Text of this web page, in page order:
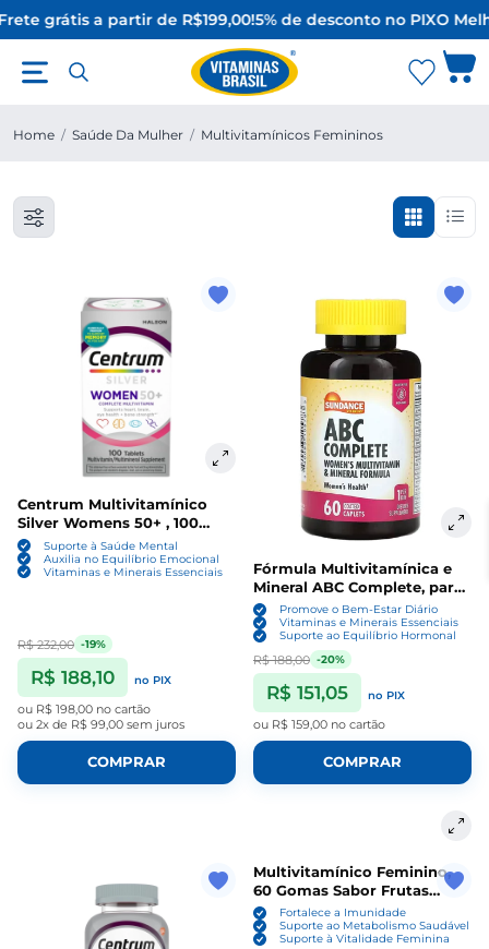
grátis a partir de R$199,00!5% de desconto no PIXO
Home / Saúde Da Mulher / Multivitamínicos Femininos
Centrum Multivitamínico
Silver Womens 50+ , 100
Comprimidos
Suporte à Saúde Mental
Auxilia no Equilíbrio Emocional
Vitaminas e Minerais Essenciais
R$ 232,00 -19%
R$ 188,10 no PIX
ou R$ 198,00 no cartão
ou 2x de R$ 99,00 sem juros
COMPRAR
Fórmula Multivitamínica e
Mineral ABC Complete, para
Mulheres, 60 Cápsulas,
Sundance
Promove o Bem-Estar Diário
Vitaminas e Minerais Essenciais
Suporte ao Equilíbrio Hormonal
R$ 188,00 -20%
R$ 151,05 no PIX
ou R$ 159,00 no cartão
COMPRAR
Multivitamínico Feminino,
60 Gomas Sabor Frutas
Tropicais Sem açúcar,
Totaria Health
Fortalece a Imunidade
Suporte ao Metabolismo Saudável
Suporte à Vitalidade Feminina